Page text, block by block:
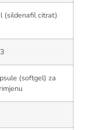
(sildenafil citrat)
(softgel) za